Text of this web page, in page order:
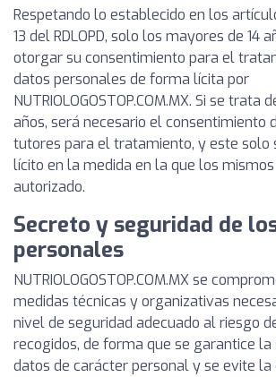
Respetando lo establecido en los
13 del RDLOPD, solo los mayores de 14
otorgar su consentimiento para el
datos personales de forma lícita por
NUTRIOLOGOSTOP.COM.MX. Si se trata
años, será necesario el consentimiento
tutores para el tratamiento, y este solo
lícito en la medida en la que los
autorizado.
Secreto y seguridad de
personales
NUTRIOLOGOSTOP.COM.MX se
medidas técnicas y organizativas
nivel de seguridad adecuado al riesgo
recogidos, de forma que se garantice
datos de carácter personal y se evite la